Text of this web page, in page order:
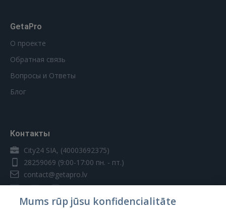
GetaPro
О проекте
Обратная связь
Вопросы и Ответы
Блог
Контакты
City24 SIA, (40003692375)
28259069 (9:00-17:00 пн. - пт.)
contact@getapro.lv
Mums rūp jūsu konfidencialitāte